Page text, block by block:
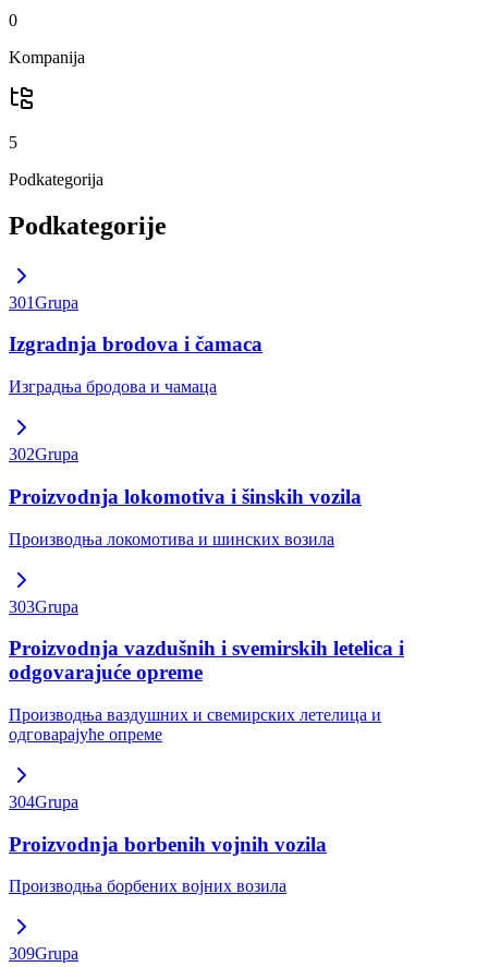
0
Kompanija
5
Podkategorija
Podkategorije
301Grupa
Izgradnja brodova i čamaca
Изградња бродова и чамаца
302Grupa
Proizvodnja lokomotiva i šinskih vozila
Производња локомотива и шинских возила
303Grupa
Proizvodnja vazdušnih i svemirskih letelica i
odgovarajuće opreme
Производња ваздушних и свемирских летелица и
одговарајуће опреме
304Grupa
Proizvodnja borbenih vojnih vozila
Производња борбених војних возила
309Grupa